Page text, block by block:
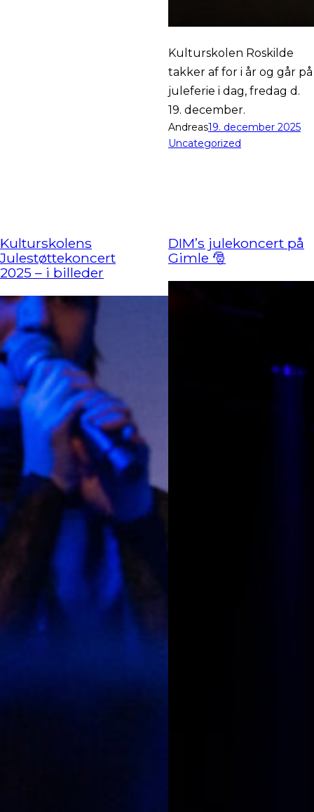
Kulturskolen Roskilde
takker af for i år og går på
juleferie i dag, fredag d.
19. december.
Andreas19. december 2025
Uncategorized
Kulturskolens
Julestøttekoncert
2025 – i billeder
DIM’s julekoncert på
Gimle 🎅